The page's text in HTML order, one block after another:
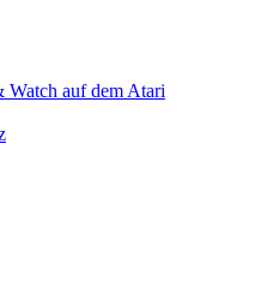
Watch auf dem Atari